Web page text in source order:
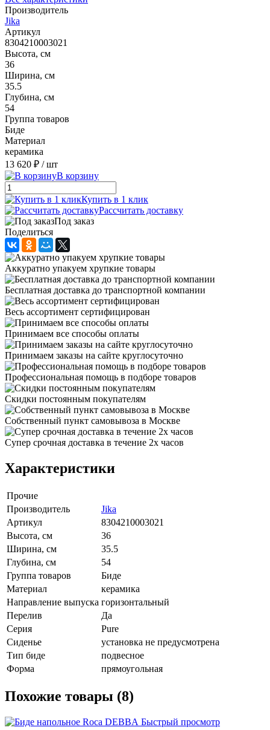
Производитель
Jika
Артикул
8304210003021
Высота, см
36
Ширина, см
35.5
Глубина, см
54
Группа товаров
Биде
Материал
керамика
13 620 ₽ / шт
В корзину
Купить в 1 клик
Рассчитать доставку
Под заказ
Поделиться
Аккуратно упакуем хрупкие товары
Бесплатная доставка до транспортной компании
Весь ассортимент сертифицирован
Принимаем все способы оплаты
Принимаем заказы на сайте круглосуточно
Профессиональная помощь в подборе товаров
Скидки постоянным покупателям
Собственный пункт самовывоза в Москве
Супер срочная доставка в течение 2х часов
Характеристики
Прочие
Производитель
Jika
Артикул
8304210003021
Высота, см
36
Ширина, см
35.5
Глубина, см
54
Группа товаров
Биде
Материал
керамика
Направление выпуска горизонтальный
Перелив
Да
Серия
Pure
Сиденье
установка не предусмотрена
Тип биде
подвесное
Форма
прямоугольная
Похожие товары (8)
Быстрый просмотр